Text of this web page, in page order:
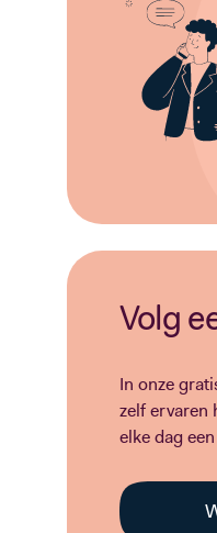
Volg
In onze
zelf ervaren
elke dag